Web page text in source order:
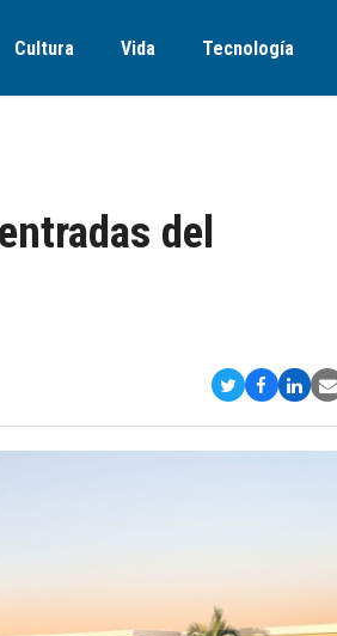
Cultura Vida Tecnología
del
Compartir
Twitter